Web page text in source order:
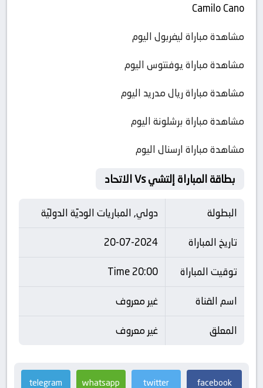
Camilo Cano
مشاهدة مباراة ليفربول اليوم
مشاهدة مباراة يوفنتوس اليوم
مشاهدة مباراة ريال مدريد اليوم
مشاهدة مباراة برشلونة اليوم
مشاهدة مباراة ارسنال اليوم
بطاقة المباراة إلتشي Vs الاتحاد
البطولة
دولي, المباريات الوديّة الدوليّة
تاريخ المباراة
20-07-2024
توقيت المباراة
20:00 Time
اسم القناة
غير معروف
المعلق
غير معروف
facebook
twitter
whatsapp
telegram